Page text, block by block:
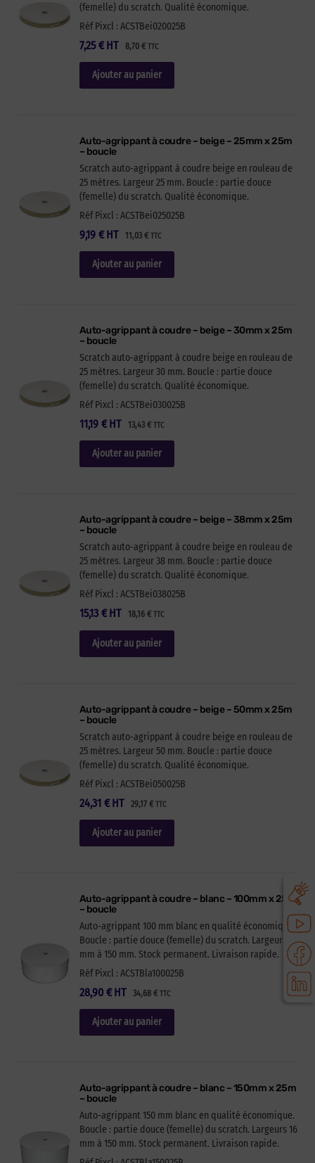
(femelle) du scratch. Qualité économique.
Réf Pixcl : ACSTBei020025B
7,25 € 8,70 €TTC
HT
Ajouter au panier
Auto-agrippant à coudre – beige – 25mm x 25m
– boucle
Scratch auto-agrippant à coudre beige en rouleau de
25 mètres. Largeur 25 mm. Boucle : partie douce
(femelle) du scratch. Qualité économique.
Réf Pixcl : ACSTBei025025B
9,19 € 11,03 €TTC
HT
Ajouter au panier
Auto-agrippant à coudre – beige – 30mm x 25m
– boucle
Scratch auto-agrippant à coudre beige en rouleau de
25 mètres. Largeur 30 mm. Boucle : partie douce
(femelle) du scratch. Qualité économique.
Réf Pixcl : ACSTBei030025B
11,19 € 13,43 €TTC
HT
Ajouter au panier
Auto-agrippant à coudre – beige – 38mm x 25m
– boucle
Scratch auto-agrippant à coudre beige en rouleau de
25 mètres. Largeur 38 mm. Boucle : partie douce
(femelle) du scratch. Qualité économique.
Réf Pixcl : ACSTBei038025B
15,13 € 18,16 €TTC
HT
Ajouter au panier
Auto-agrippant à coudre – beige – 50mm x 25m
– boucle
Scratch auto-agrippant à coudre beige en rouleau de
25 mètres. Largeur 50 mm. Boucle : partie douce
(femelle) du scratch. Qualité économique.
Réf Pixcl : ACSTBei050025B
24,31 € 29,17 €TTC
HT
Ajouter au panier
Auto-agrippant à coudre – blanc – 100mm x 25m
– boucle
Auto-agrippant 100 mm blanc en qualité économique.
Boucle : partie douce (femelle) du scratch. Largeurs 16
mm à 150 mm. Stock permanent. Livraison rapide.
Réf Pixcl : ACSTBla100025B
28,90 € 34,68 €TTC
HT
Ajouter au panier
Auto-agrippant à coudre – blanc – 150mm x 25m
– boucle
Auto-agrippant 150 mm blanc en qualité économique.
Boucle : partie douce (femelle) du scratch. Largeurs 16
mm à 150 mm. Stock permanent. Livraison rapide.